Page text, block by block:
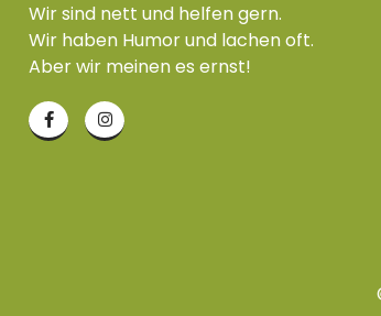
Wir sind nett und helfen gern.
Wir haben Humor und lachen oft.
Aber wir meinen es ernst!